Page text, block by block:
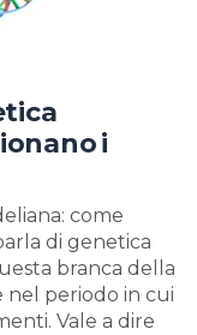
i
come
di genetica
branca della
nel periodo in cui
Vale a dire